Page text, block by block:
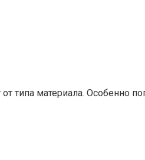
типа материала. Особенно